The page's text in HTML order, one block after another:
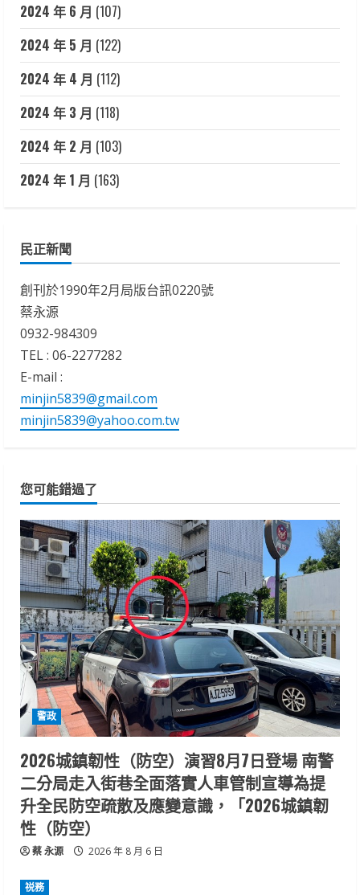
2024 年 6 月 (107)
2024 年 5 月 (122)
2024 年 4 月 (112)
2024 年 3 月 (118)
2024 年 2 月 (103)
2024 年 1 月 (163)
民正新聞
創刊於1990年2月局版台訊0220號
蔡永源
0932-984309
TEL : 06-2277282
E-mail :
minjin5839@gmail.com
minjin5839@yahoo.com.tw
您可能錯過了
警政
2026城鎮韌性（防空）演習8月7日登場 南警
二分局走入街巷全面落實人車管制宣導為提
升全民防空疏散及應變意識，「2026城鎮韌
性（防空）
蔡 永源 2026 年 8 月 6 日
祱務